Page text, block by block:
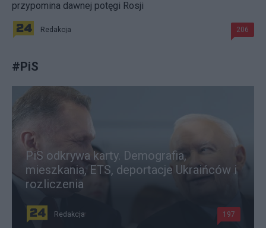
przypomina dawnej potęgi Rosji
Redakcja 206
#PiS
PiS odkrywa karty. Demografia,
mieszkania, ETS, deportacje Ukraińców i
rozliczenia
Redakcja 197